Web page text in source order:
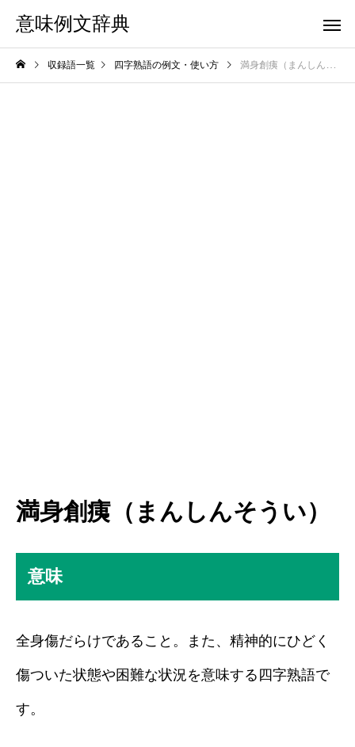
意味例文辞典
収録語一覧 四字熟語の例文・使い方 満身創痍（まんしんそうい）
満身創痍（まんしんそうい）
意味
全身傷だらけであること。また、精神的にひどく
傷ついた状態や困難な状況を意味する四字熟語で
す。